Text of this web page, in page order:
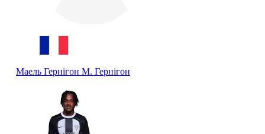
Маель Гернігон М. Гернігон